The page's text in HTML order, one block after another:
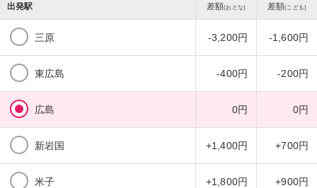
出発駅 差額(おとな) 差額(こども)
三原 -3,200円 -1,600円
東広島 -400円 -200円
広島 0円 0円
新岩国 +1,400円 +700円
米子 +1,800円 +900円